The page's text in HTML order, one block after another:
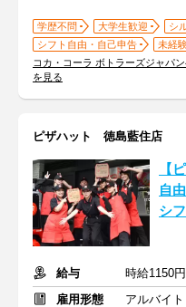
学歴不問 大学生歓迎
シ
シフト自由・自己申告
未経
コカ・コーラ ボトラーズジャパ
を見る
ピザハット 徳島藍住店
【
自
シ
給与
時給1150
雇用形態
アルバイ